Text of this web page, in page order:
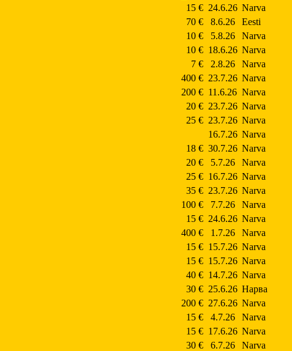
15 € 24.6.26 Narva
70 € 8.6.26 Eesti
10 € 5.8.26 Narva
10 € 18.6.26 Narva
7 € 2.8.26 Narva
400 € 23.7.26 Narva
200 € 11.6.26 Narva
20 € 23.7.26 Narva
25 € 23.7.26 Narva
16.7.26 Narva
18 € 30.7.26 Narva
20 € 5.7.26 Narva
25 € 16.7.26 Narva
35 € 23.7.26 Narva
100 € 7.7.26 Narva
15 € 24.6.26 Narva
400 € 1.7.26 Narva
15 € 15.7.26 Narva
15 € 15.7.26 Narva
40 € 14.7.26 Narva
30 € 25.6.26 Нарва
200 € 27.6.26 Narva
15 € 4.7.26 Narva
15 € 17.6.26 Narva
30 € 6.7.26 Narva